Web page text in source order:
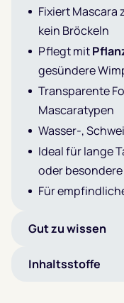
Fixiert Mascara
kein Bröckeln
Pflegt mit
gesündere
Transparente
Mascaratypen
Wasser-,
Ideal für lange
oder
Für
Gut zu wissen
Inhaltsstoffe